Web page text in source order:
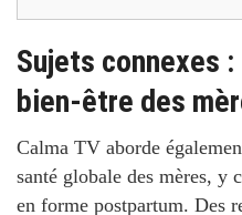
Sujets connexes
bien-être des
Calma TV aborde
santé globale des mères, y
en forme postpartum. Des